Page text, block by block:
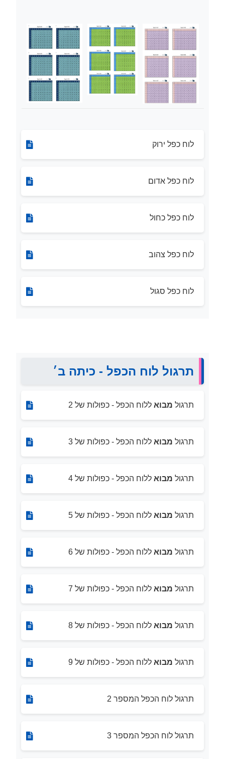
לוח כפל ירוק
לוח כפל אדום
לוח כפל כחול
לוח כפל צהוב
לוח כפל סגול
תרגול לוח הכפל - כיתה ב׳
תרגול מבוא ללוח הכפל - כפולות של 2
תרגול מבוא ללוח הכפל - כפולות של 3
תרגול מבוא ללוח הכפל - כפולות של 4
תרגול מבוא ללוח הכפל - כפולות של 5
תרגול מבוא ללוח הכפל - כפולות של 6
תרגול מבוא ללוח הכפל - כפולות של 7
תרגול מבוא ללוח הכפל - כפולות של 8
תרגול מבוא ללוח הכפל - כפולות של 9
תרגול לוח הכפל המספר 2
תרגול לוח הכפל המספר 3